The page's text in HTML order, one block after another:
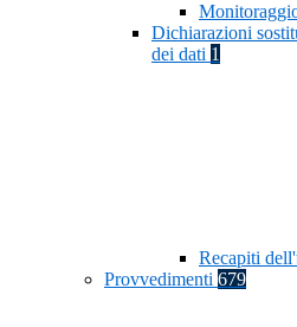
Dichiarazioni
dei dati 1
Recapiti
Provvedimenti 679